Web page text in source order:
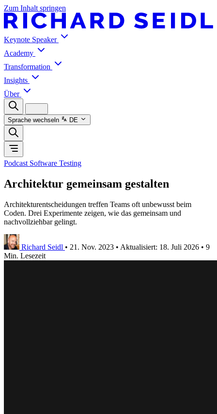
Zum Inhalt springen
Keynote Speaker
Academy
Transformation
Insights
Über
Sprache wechseln DE
Podcast Software Testing
Architektur gemeinsam gestalten
Architekturentscheidungen treffen Teams oft unbewusst beim
Coden. Drei Experimente zeigen, wie das gemeinsam und
nachvollziehbar gelingt.
Richard Seidl • 21. Nov. 2023 • Aktualisiert: 18. Juli 2026 • 9
Min. Lesezeit